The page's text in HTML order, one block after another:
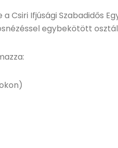
Csiri Ifjúsági Szabadidős
egybekötött